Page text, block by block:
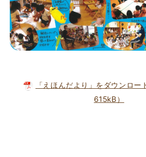
「えほんだより」をダウンロー
615kB）